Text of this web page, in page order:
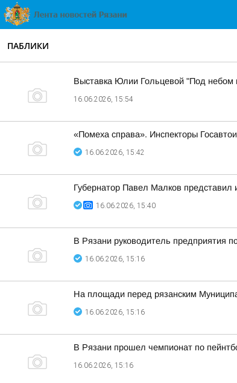
ПАБЛИКИ
Выставка Юлии Гольцевой "Под небом
16.06.2026, 15:54
«Помеха справа». Инспекторы
16.06.2026, 15:42
Губернатор Павел Малков представил
16.06.2026, 15:40
В Рязани руководитель предприятия
16.06.2026, 15:16
На площади перед рязанским
16.06.2026, 15:16
В Рязани прошел чемпионат по
16.06.2026, 15:16